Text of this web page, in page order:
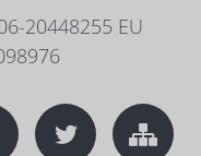
20448255 EU